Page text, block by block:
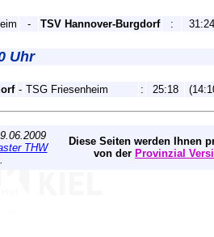
- TSV Hannover-Burgdorf : 31:24
Uhr
- TSG Friesenheim : 25:18
THW
Diese Seiten werden Ihnen
von der Provinzial